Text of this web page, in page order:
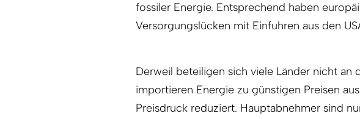
fossiler Energie. Entsprechend haben
Versorgungslücken mit Einfuhren aus den
Derweil beteiligen sich viele Länder nicht an
importieren Energie zu günstigen Preisen
Preisdruck reduziert. Hauptabnehmer sind